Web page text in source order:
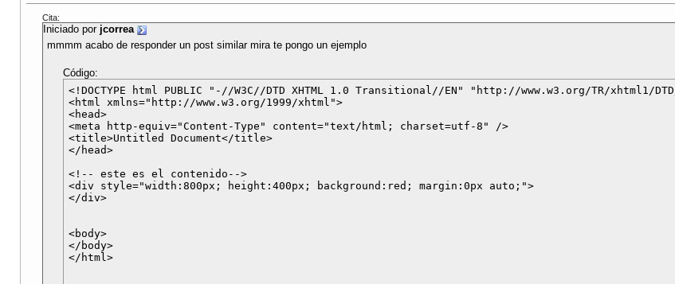
Cita:
Iniciado por jcorrea
mmmm acabo de responder un post similar mira te pongo un ejemplo
Código:
<!DOCTYPE html PUBLIC "-//W3C//DTD XHTML 1.0 Transitional//EN" "http://www.w3.org/TR/xhtml1/
<html xmlns="http://www.w3.org/1999/xhtml">
<head>
<meta http-equiv="Content-Type" content="text/html; charset=utf-8" />
<title>Untitled Document</title>
</head>
<!-- este es el contenido-->
<div style="width:800px; height:400px; background:red; margin:0px auto;">
</div>
<body>
</body>